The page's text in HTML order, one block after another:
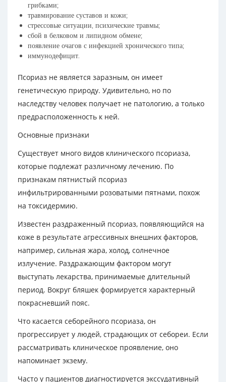
грибками;
травмирование суставов и кожи;
стрессовые ситуации, психические травмы;
сбой в белковом и липидном обмене;
появление очагов с инфекцией хронического типа;
иммунодефицит.
Псориаз не является заразным, он имеет
генетическую природу. Удивительно, но по
наследству человек получает не патологию, а только
предрасположенность к ней.
Основные признаки
Существует много видов клинического псориаза,
которые подлежат различному лечению. По
признакам пятнистый псориаз
инфильтрированными розоватыми пятнами, похож
на токсидермию.
Известен раздраженный псориаз, появляющийся на
коже в результате агрессивных внешних факторов,
например, сильная жара, холод, солнечное
излучение. Раздражающим фактором могут
выступать лекарства, принимаемые длительный
период. Вокруг бляшек формируется характерный
покрасневший пояс.
Что касается себорейного псориаза, он
прогрессирует у людей, страдающих от себореи. Если
рассматривать клиническое проявление, оно
напоминает экзему.
Часто у пациентов диагностируется экссудативный